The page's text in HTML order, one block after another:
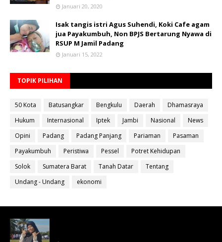
Januari 20, 2020
Isak tangis istri Agus Suhendi, Koki Cafe agam
jua Payakumbuh, Non BPJS Bertarung Nyawa di
RSUP M Jamil Padang
Januari 15, 2022
TOPIK PILIHAN
50 Kota Batusangkar Bengkulu Daerah
Dhamasraya
Hukum
Internasional Iptek Jambi Nasional
News
Opini
Padang Padang Panjang Pariaman
Pasaman
Payakumbuh
Peristiwa Pessel
Potret Kehidupan
Solok
Sumatera Barat Tanah Datar
Tentang
Undang - Undang
ekonomi